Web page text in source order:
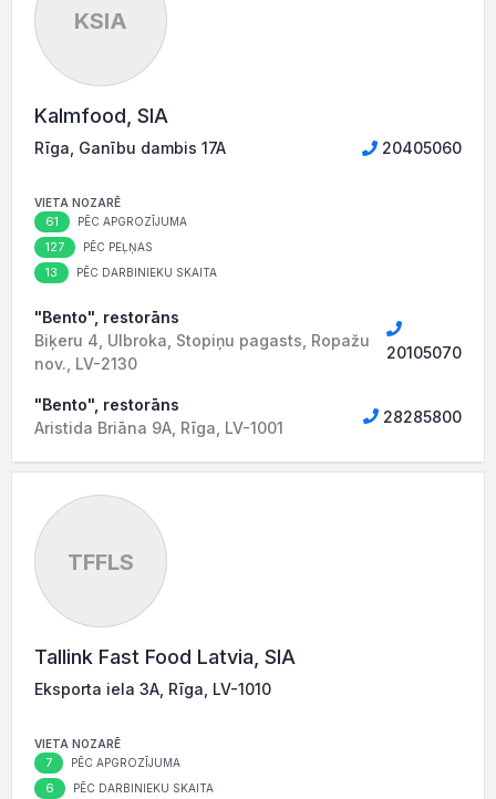
KSIA
Kalmfood, SIA
Rīga, Ganību dambis 17A 20405060
VIETA NOZARĒ
61 PĒC APGROZĪJUMA
127 PĒC PEĻŅAS
13 PĒC DARBINIEKU SKAITA
"Bento", restorāns
Biķeru 4, Ulbroka, Stopiņu pagasts, Ropažu
nov., LV-2130
20105070
"Bento", restorāns
Aristida Briāna 9A, Rīga, LV-1001
28285800
TFFLS
Tallink Fast Food Latvia, SIA
Eksporta iela 3A, Rīga, LV-1010
VIETA NOZARĒ
7 PĒC APGROZĪJUMA
6 PĒC DARBINIEKU SKAITA